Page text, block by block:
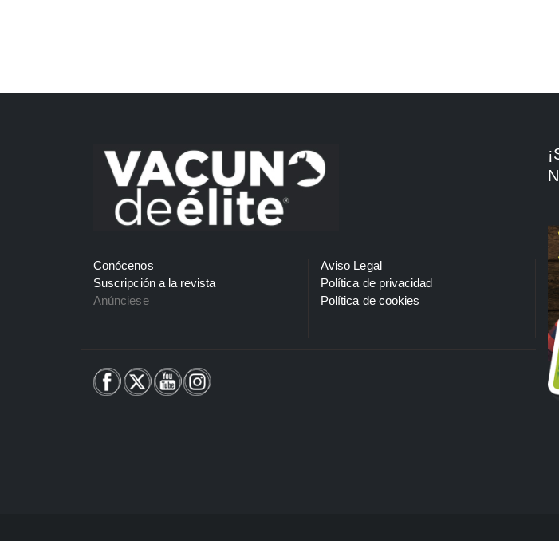
Conócenos
Suscripción a la revista
Anúnciese
Aviso Legal
Política de privacidad
Política de cookies